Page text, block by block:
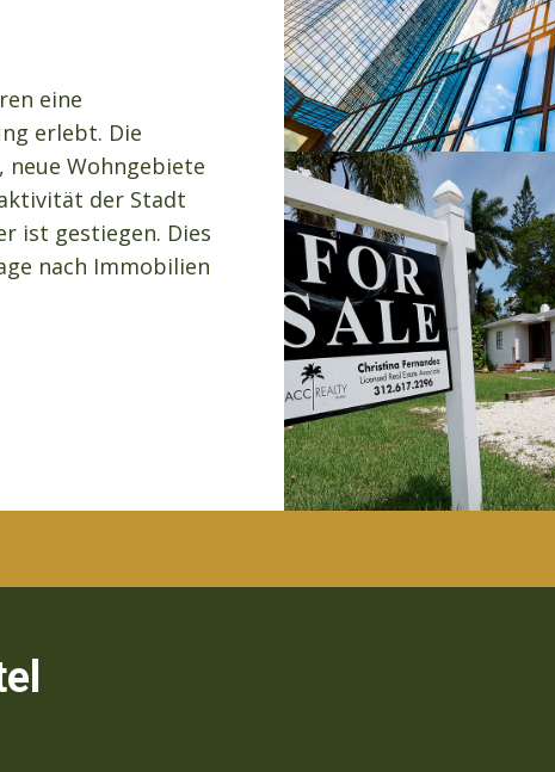
eine
erlebt. Die
Wohngebiete
der Stadt
ist gestiegen. Dies
nach Immobilien